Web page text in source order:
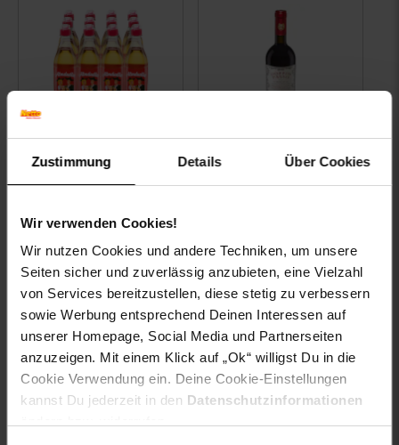
Zustimmung Details Über Cookies
Wir verwenden Cookies!
Wir nutzen Cookies und andere Techniken, um unsere
Seiten sicher und zuverlässig anzubieten, eine Vielzahl
von Services bereitzustellen, diese stetig zu verbessern
sowie Werbung entsprechend Deinen Interessen auf
unserer Homepage, Social Media und Partnerseiten
anzuzeigen. Mit einem Klick auf „Ok“ willigst Du in die
Cookie Verwendung ein. Deine Cookie-Einstellungen
kannst Du jederzeit in den Datenschutzinformationen
Pfanner Sirup
-27 %
Sie Sparen 27 Prozent,
UVP 47.88UVP : 47,88€
34.68*Aktueller Preis: 34,68
In den Warenkorb
Doppio Passo
8.65 / l
Mindestbestellmenge 6 Stück
Bisheriger 30 Tage Bestpreis:
6.
99
-18 %
Sie Sparen 18 Prozent,
statt7. 99 Alter Preis:
6.49 *